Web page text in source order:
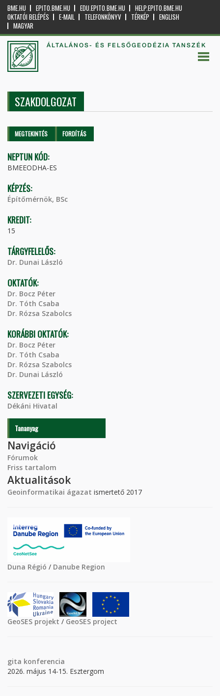
BME.HU EPITO.BME.HU EDU.EPITO.BME.HU
HELP.EPITO.BME.HU
OKTATÓI BELÉPÉS
E-MAIL TELEFONKÖNYV TÉRKÉP
ENGLISH
MAGYAR
ÁLTALÁNOS- ÉS FELSŐGEODÉZIA TANSZÉK
SZAKDOLGOZAT
Elsődleges fülek
MEGTEKINTÉS (AKTÍVFORDÍTÁS
NEPTUN KÓD:
BMEEODHA-ES
KÉPZÉS:
Építőmérnök, BSc
KREDIT:
15
TÁRGYFELELŐS:
Dr. Dunai László
OKTATÓK:
Dr. Bocz Péter
Dr. Tóth Csaba
Dr. Rózsa Szabolcs
KORÁBBI OKTATÓK:
Dr. Bocz Péter
Dr. Tóth Csaba
Dr. Rózsa Szabolcs
Dr. Dunai László
SZERVEZETI EGYSÉG:
Dékáni Hivatal
Tananyag
Navigáció
Fórumok
Friss tartalom
Aktualitások
Geoinformatikai ágazat ismertető 2017
Duna Régió / Danube Region
GeoSES projekt / GeoSES project
gita konferencia
2026. május 14-15. Esztergom